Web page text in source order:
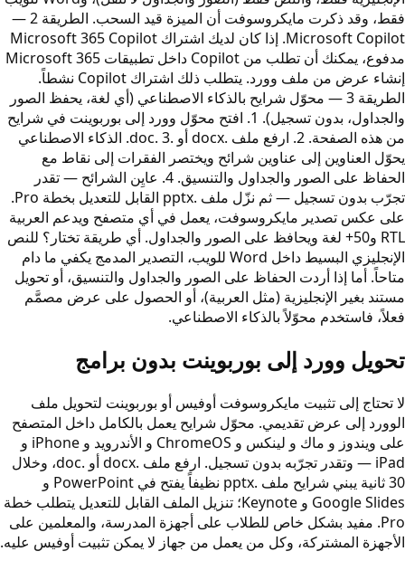
فقط، وقد ذكرت مايكروسوفت أن الميزة قيد السحب. الطريقة 2 —
Microsoft Copilot. إذا كان لديك اشتراك Microsoft 365 Copilot
مدفوع، يمكنك أن تطلب من Copilot داخل تطبيقات Microsoft 365
إنشاء عرض من ملف وورد. يتطلب ذلك اشتراك Copilot نشطاً.
الطريقة 3 — محوّل شرايح بالذكاء الاصطناعي (أي لغة، يحفظ الصور
والجداول، بدون تسجيل). 1. افتح محوّل وورد إلى بوربوينت في شرايح
من هذه الصفحة. 2. ارفع ملف .docx أو .doc. 3. الذكاء الاصطناعي
يحوّل العناوين إلى عناوين شرائح ويختصر الفقرات إلى نقاط مع
الحفاظ على الصور والجداول والتنسيق. 4. عايِن الشرائح — تقدر
تجرّب بدون تسجيل — ثم نزّل ملف .pptx القابل للتعديل بخطة Pro.
على عكس تصدير مايكروسوفت، يعمل في أي متصفح ويدعم العربية
RTL و50+ لغة ويحافظ على الصور والجداول. أي طريقة تختار؟ للنص
الإنجليزي البسيط داخل Word للويب، التصدير المدمج يكفي ما دام
متاحاً. أما إذا أردت الحفاظ على الصور والجداول والتنسيق، أو تحويل
مستند بغير الإنجليزية (مثل العربية)، أو الحصول على عرض مصمَّم
فعلاً، فاستخدم محوّلاً بالذكاء الاصطناعي.
تحويل وورد إلى بوربوينت بدون برامج
لا تحتاج إلى تثبيت مايكروسوفت أوفيس أو بوربوينت لتحويل ملف
الوورد إلى عرض تقديمي. محوّل شرايح يعمل بالكامل داخل المتصفح
على ويندوز و ماك و لينكس و ChromeOS و الأندرويد و iPhone و
iPad — وتقدر تجرّبه بدون تسجيل. ارفع ملف .docx أو .doc، وخلال
30 ثانية يبني شرايح ملف .pptx نظيفاً يفتح في PowerPoint و
Google Slides و Keynote؛ تنزيل الملف القابل للتعديل يتطلب خطة
Pro. مفيد بشكل خاص للطلاب على أجهزة المدرسة، والمعلمين على
الأجهزة المشتركة، وكل من يعمل من جهاز لا يمكن تثبيت أوفيس عليه.